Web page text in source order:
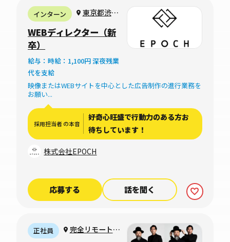
インターン
東京都渋谷
WEBディレクター（新
卒）
給与：時給：1,100円 深夜残業
代を支給
映像またはWEBサイトを中心とした広告制作の進行業務を
お願い...
採用担当者 の本音
好奇心旺盛で行動力のある方お
待ちしています！
株式会社EPOCH
応募する 話を聞く
正社員
完全リモート